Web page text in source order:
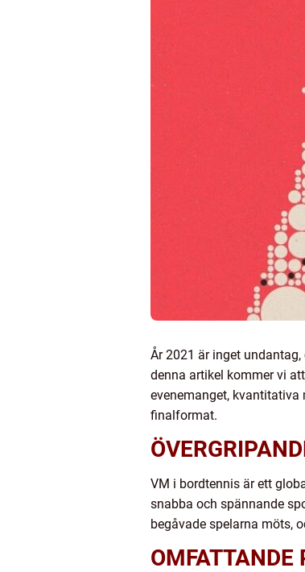
År 2021 är inget
denna artikel kommer vi
evenemanget,
finalformat.
VM i bordtennis är ett
snabba och spännande
begåvade spelarna möts,